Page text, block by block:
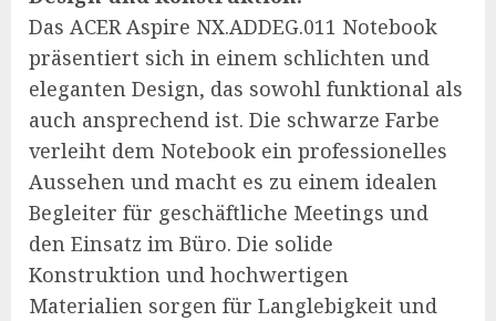
Das ACER Aspire NX.ADDEG.011 Notebook
präsentiert sich in einem schlichten und
eleganten Design, das sowohl funktional als
auch ansprechend ist. Die schwarze Farbe
verleiht dem Notebook ein professionelles
Aussehen und macht es zu einem idealen
Begleiter für geschäftliche Meetings und
den Einsatz im Büro. Die solide
Konstruktion und hochwertigen
Materialien sorgen für Langlebigkeit und